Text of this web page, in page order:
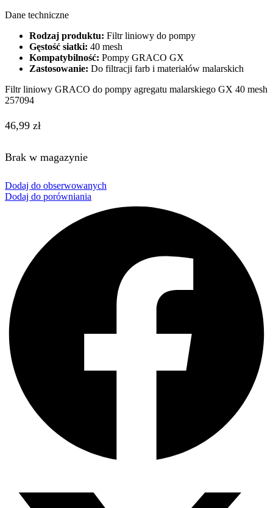
Dane techniczne
Rodzaj produktu: Filtr liniowy do pompy
Gęstość siatki: 40 mesh
Kompatybilność: Pompy GRACO GX
Zastosowanie: Do filtracji farb i materiałów malarskich
Filtr liniowy GRACO do pompy agregatu malarskiego GX 40 mesh
257094
46,99 zł
Brak w magazynie
Dodaj do obserwowanych
Dodaj do porówniania